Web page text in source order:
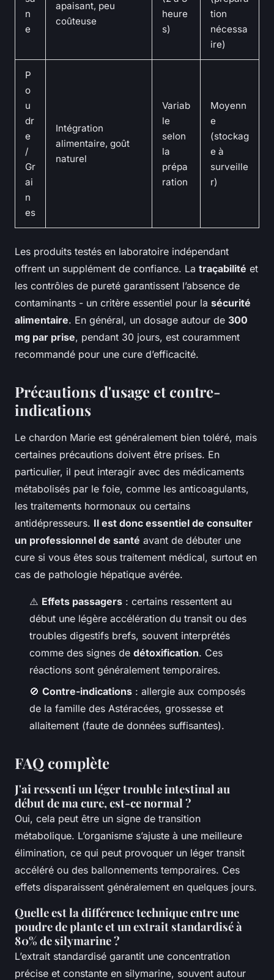
n
e
apaisant, peu
coûteuse
heure
s)
tion
nécessa
ire)
P
o
u
dr
e
/
Gr
ai
n
es
Intégration
alimentaire, goût
naturel
Variab
le
selon
la
prépa
ration
Moyenn
e
(stockag
e à
surveille
r)
Les produits testés en laboratoire indépendant
offrent un supplément de confiance. La traçabilité et
les contrôles de pureté garantissent l’absence de
contaminants - un critère essentiel pour la sécurité
alimentaire. En général, un dosage autour de 300
mg par prise, pendant 30 jours, est couramment
recommandé pour une cure d’efficacité.
Précautions d'usage et contre-
indications
Le chardon Marie est généralement bien toléré, mais
certaines précautions doivent être prises. En
particulier, il peut interagir avec des médicaments
métabolisés par le foie, comme les anticoagulants,
les traitements hormonaux ou certains
antidépresseurs. Il est donc essentiel de consulter
un professionnel de santé avant de débuter une
cure si vous êtes sous traitement médical, surtout en
cas de pathologie hépatique avérée.
⚠️ Effets passagers : certains ressentent au
début une légère accélération du transit ou des
troubles digestifs brefs, souvent interprétés
comme des signes de détoxification. Ces
réactions sont généralement temporaires.
🚫 Contre-indications : allergie aux composés
de la famille des Astéracées, grossesse et
allaitement (faute de données suffisantes).
FAQ complète
J'ai ressenti un léger trouble intestinal au
début de ma cure, est-ce normal ?
Oui, cela peut être un signe de transition
métabolique. L’organisme s’ajuste à une meilleure
élimination, ce qui peut provoquer un léger transit
accéléré ou des ballonnements temporaires. Ces
effets disparaissent généralement en quelques jours.
Quelle est la différence technique entre une
poudre de plante et un extrait standardisé à
80% de silymarine ?
L’extrait standardisé garantit une concentration
précise et constante en silymarine, souvent autour